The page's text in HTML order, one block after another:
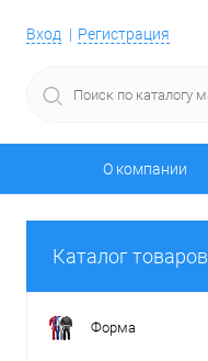
Вход Регистрация
О компании
Каталог товаров
Форма